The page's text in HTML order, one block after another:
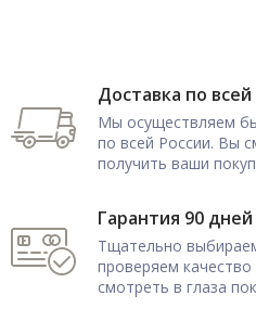
Доставка по всей
Мы осуществляем
по всей России. Вы
получить ваши
Гарантия 90 дней
Тщательно
проверяем
смотреть в глаза